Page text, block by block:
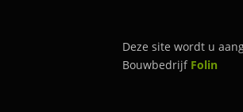
Deze site wordt u
Bouwbedrijf Folin